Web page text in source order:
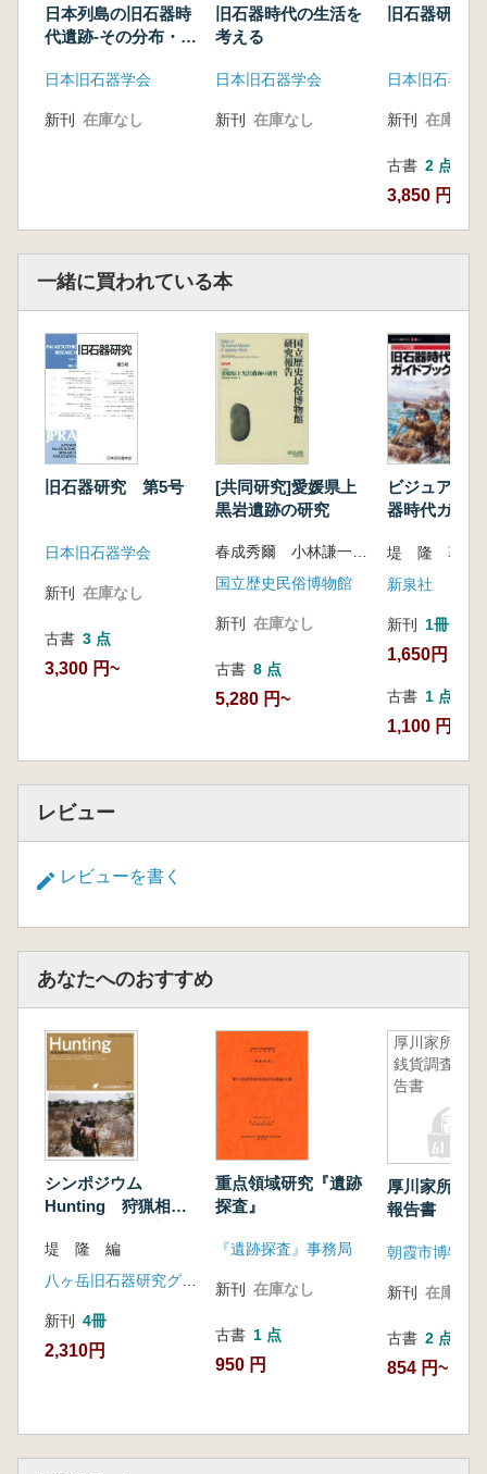
日本列島の旧石器時
代遺跡-その分布・年
日本旧石器学会
新刊 在庫なし
旧石器時代の生活を
考える
日本旧石器学会
新刊 在庫なし
旧石器研究
日本旧石器学
新刊 在庫なし
古書 2 点
3,850 円~
一緒に買われている本
旧石器研究 第5号
日本旧石器学会
新刊 在庫なし
古書 3 点
3,300 円~
[共同研究]愛媛県上
黒岩遺跡の研究
春成秀爾 小林謙一 編
国立歴史民俗博物館
新刊 在庫なし
古書 8 点
5,280 円~
ビジュアル
器時代ガイ
堤 隆 著
新泉社
新刊 1冊
1,650円
古書 1 点
1,100 円
レビュー
レビューを書く
あなたへのおすすめ
シンポジウム
Hunting 狩猟相解
チ
堤 隆 編
新刊 4冊
2,310円
重点領域研究『遺跡
探査』
『遺跡探査』事務局
新刊 在庫なし
古書 1 点
950 円
厚川家所蔵
銭貨調査報
告書
厚川家所蔵
報告書
朝霞市博物館
新刊 在庫なし
古書 2 点
854 円~